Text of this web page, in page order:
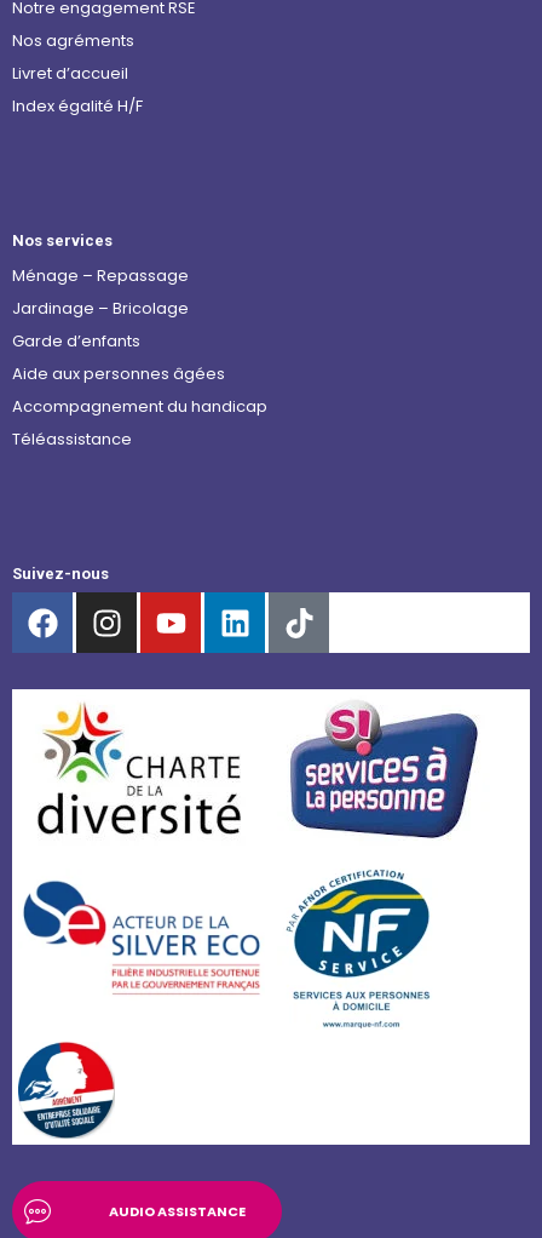
Notre engagement RSE
Nos agréments
Livret d’accueil
Index égalité H/F
Nos services
Ménage – Repassage
Jardinage – Bricolage
Garde d’enfants
Aide aux personnes âgées
Accompagnement du handicap
Téléassistance
Suivez-nous
AUDIO ASSISTANCE